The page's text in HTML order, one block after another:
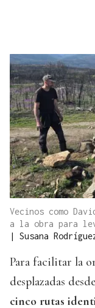
Vecinos como
a la obra para
| Susana
Para facilitar la
desplazadas
cinco rutas